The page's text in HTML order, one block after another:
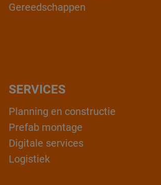
Gereedschappen
SERVICES
Planning en constructie
Prefab montage
Digitale services
Logistiek